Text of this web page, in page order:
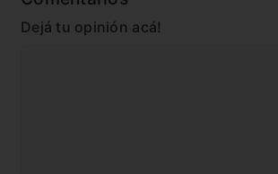
Dejá tu opinión acá!